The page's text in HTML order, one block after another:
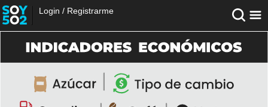
Login / Registrarme